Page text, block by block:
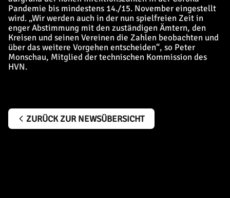
Pandemie bis mindestens 14./15. November eingestellt
wird. „Wir werden auch in der nun spielfreien Zeit in
enger Abstimmung mit den zuständigen Ämtern, den
Kreisen und seinen Vereinen die Zahlen beobachten und
über das weitere Vorgehen entscheiden“, so Peter
Monschau, Mitglied der technischen Kommission des
HVN.
ZURÜCK ZUR NEWSÜBERSICHT